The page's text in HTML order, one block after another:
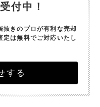
付中！
抜きのプロが有利な売却
定は無料でご対応いたし
する